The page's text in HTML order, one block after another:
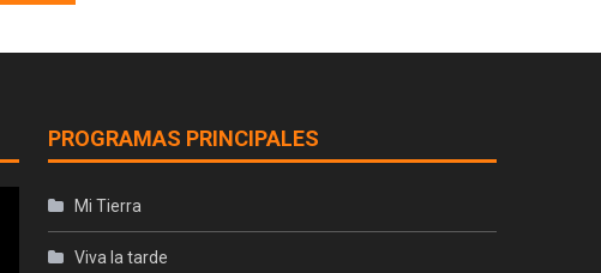
PROGRAMAS PRINCIPALES
Mi Tierra
Viva la tarde